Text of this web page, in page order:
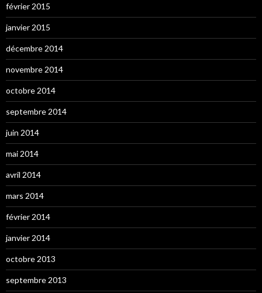
février 2015
janvier 2015
décembre 2014
novembre 2014
octobre 2014
septembre 2014
juin 2014
mai 2014
avril 2014
mars 2014
février 2014
janvier 2014
octobre 2013
septembre 2013